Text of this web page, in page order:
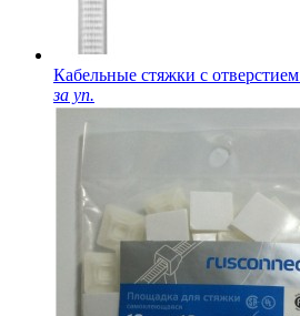
Кабельные стяжки с
за уп.